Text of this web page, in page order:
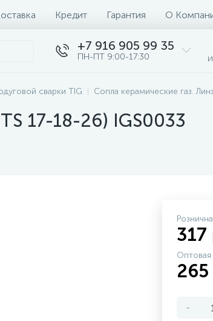
Кредит Гарантия О
+7 916 905 99 35
ПН-ПТ 9:00-17:30
сварки TIG
Сопла керамические газ.
17-18-26) IGS0033
317
Оптовая
265
-